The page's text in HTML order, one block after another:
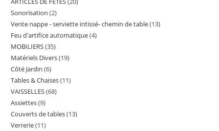
20
Sonorisation 22
produits
Vente nappe - serviette intissé- chemin de table 1313
Feu d'artifice automatique 44
MOBILIERS 3535
produits
Matériels Divers 1919
Côté Jardin 66
produits
Tables & Chaises 1111
VAISSELLES 6868
Assiettes 99
produits
Couverts de tables 1313
Verrerie 1111